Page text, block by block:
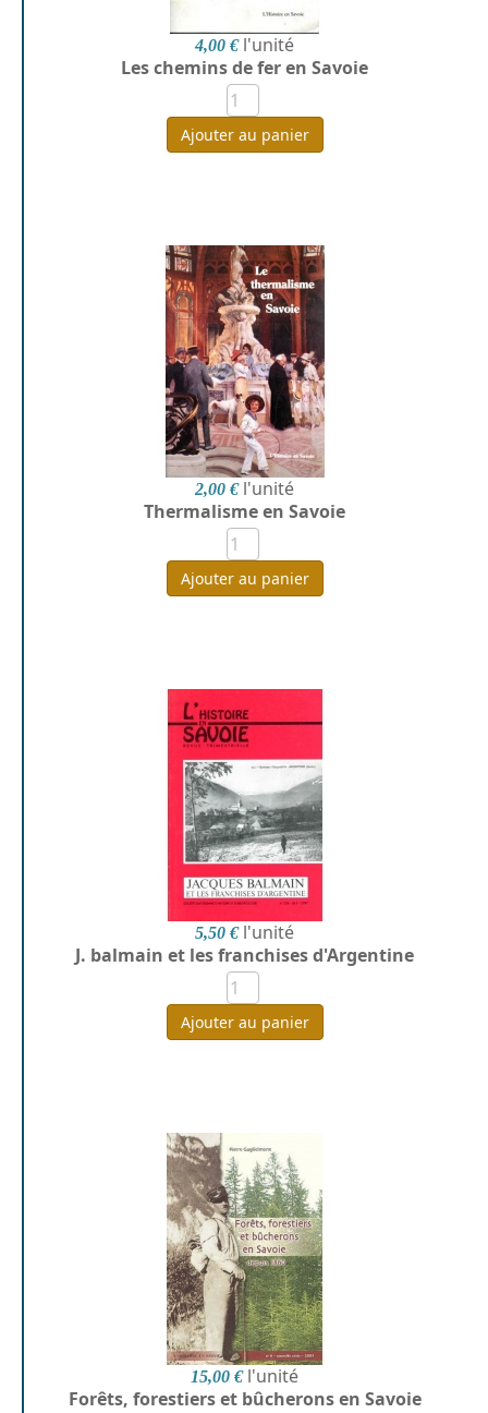
4,00 € l'unité
Les chemins de fer en Savoie
Ajouter au panier
2,00 € l'unité
Thermalisme en Savoie
Ajouter au panier
5,50 € l'unité
J. balmain et les franchises d'Argentine
Ajouter au panier
15,00 € l'unité
Forêts, forestiers et bûcherons en Savoie